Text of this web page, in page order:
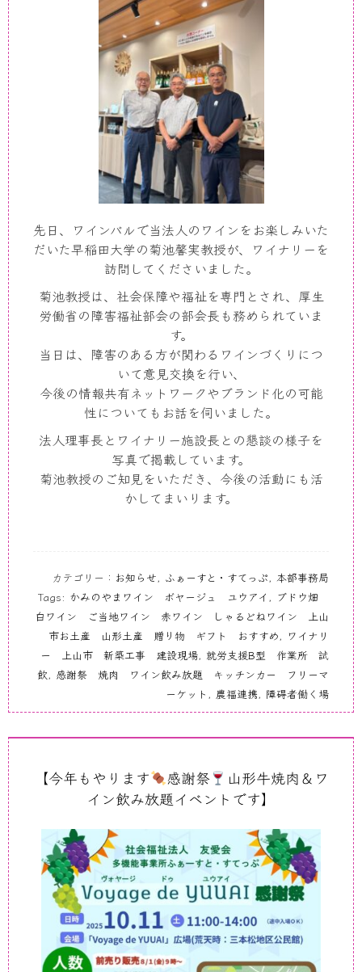
先日、ワインバルで当法人のワインをお楽しみいた
だいた早稲田大学の菊池馨実教授が、ワイナリーを
訪問してくださいました。
菊池教授は、社会保障や福祉を専門とされ、厚生
労働省の障害福祉部会の部会長も務められていま
す。
当日は、障害のある方が関わるワインづくりにつ
いて意見交換を行い、
今後の情報共有ネットワークやブランド化の可能
性についてもお話を伺いました。
法人理事長とワイナリー施設長との懇談の様子を
写真で掲載しています。
菊池教授のご知見をいただき、今後の活動にも活
かしてまいります。
カテゴリー： お知らせ, ふぁーすと・すてっぷ, 本部事務局
Tags: かみのやまワイン ボヤージュ ユウアイ , ブドウ畑
白ワイン ご当地ワイン 赤ワイン しゃるどねワイン 上山
市お土産 山形土産 贈り物 ギフト おすすめ, ワイナリ
ー 上山市 新築工事 建設現場, 就労支援B型 作業所 試
飲, 感謝祭 焼肉 ワイン飲み放題 キッチンカー フリーマ
ーケット , 農福連携, 障碍者働く場
【今年もやります 感謝祭 山形牛焼肉＆ワ
イン飲み放題イベントです】